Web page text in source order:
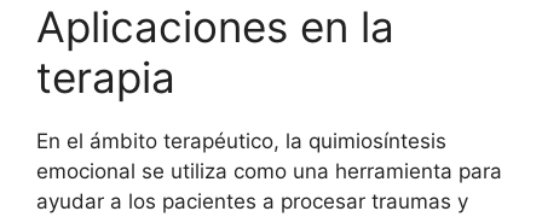
Aplicaciones en la
terapia
En el ámbito terapéutico, la quimiosíntesis
emocional se utiliza como una herramienta para
ayudar a los pacientes a procesar traumas y